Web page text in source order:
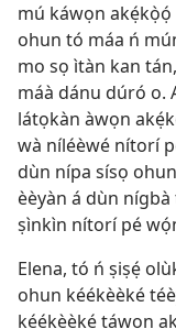
mú káwọn
ohun tó máa ń
mo sọ ìtàn kan
máà dánu dúró o.
látọkàn àwọn
wà níléèwé nítorí
dùn nípa sísọ
èèyàn á dùn
ṣìnkìn nítorí pé
Elena, tó ń ṣiṣẹ́
ohun kéékèèké
kéékèèké táwọn